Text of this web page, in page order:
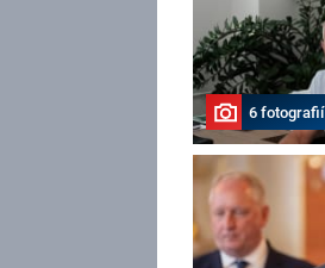
6 fotografií